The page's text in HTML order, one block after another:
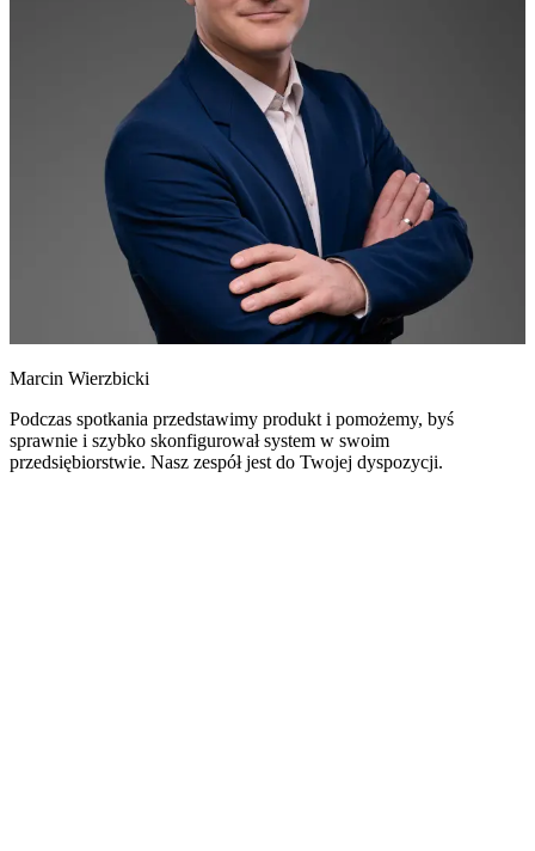
Marcin Wierzbicki
Podczas spotkania przedstawimy produkt i pomożemy, byś
sprawnie i szybko skonfigurował system w swoim
przedsiębiorstwie. Nasz zespół jest do Twojej dyspozycji.